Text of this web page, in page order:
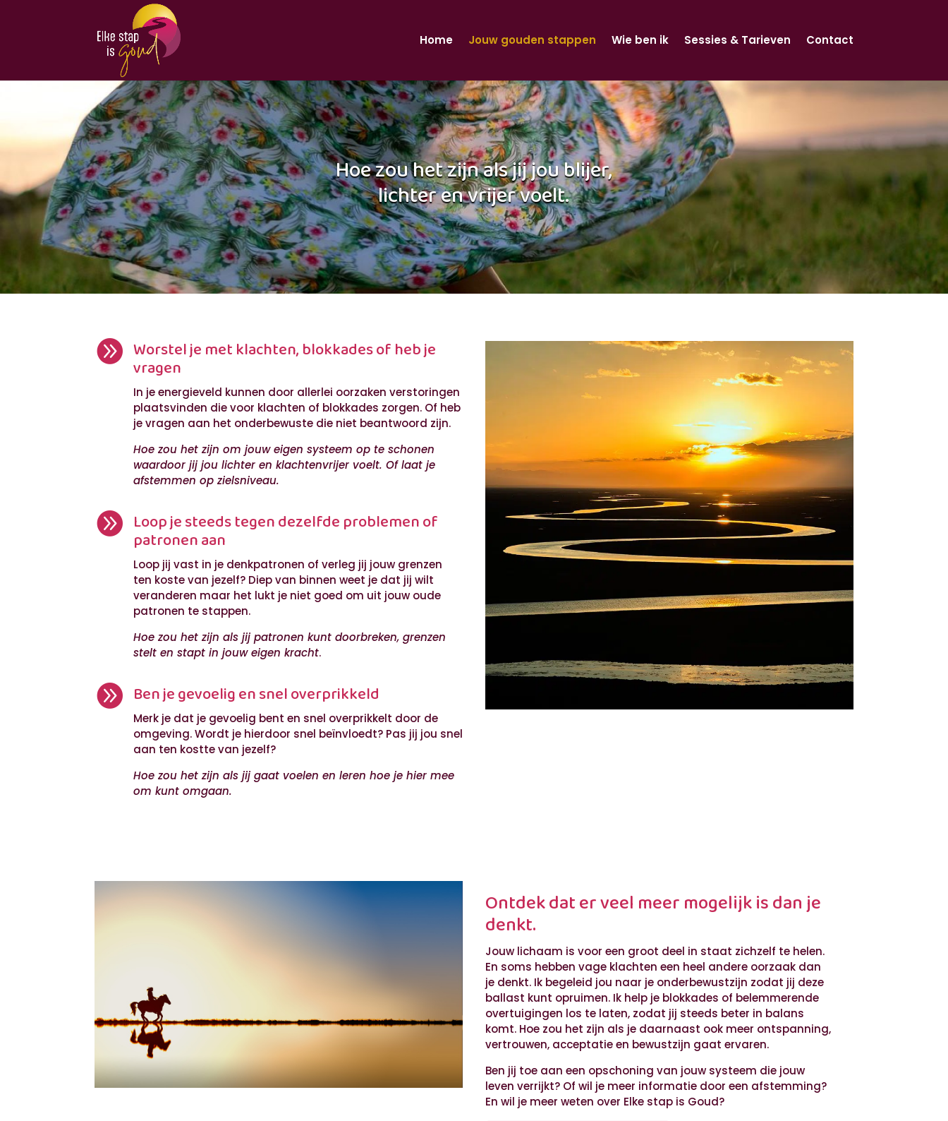
Home Jouw gouden stappen Wie ben ik Sessies & Tarieven Contact
Hoe zou het zijn als jij jou blijer,
lichter en vrijer voelt.
 Worstel je met klachten, blokkades of heb je
vragen
In je energieveld kunnen door allerlei oorzaken verstoringen
plaatsvinden die voor klachten of blokkades zorgen. Of heb
je vragen aan het onderbewuste die niet beantwoord zijn.
Hoe zou het zijn om jouw eigen systeem op te schonen
waardoor jij jou lichter en klachtenvrijer voelt. Of laat je
afstemmen op zielsniveau.
 Loop je steeds tegen dezelfde problemen of
patronen aan
Loop jij vast in je denkpatronen of verleg jij jouw grenzen
ten koste van jezelf? Diep van binnen weet je dat jij wilt
veranderen maar het lukt je niet goed om uit jouw oude
patronen te stappen.
Hoe zou het zijn als jij patronen kunt doorbreken, grenzen
stelt en stapt in jouw eigen kracht.
 Ben je gevoelig en snel overprikkeld
Merk je dat je gevoelig bent en snel overprikkelt door de
omgeving. Wordt je hierdoor snel beïnvloedt? Pas jij jou snel
aan ten kostte van jezelf?
Hoe zou het zijn als jij gaat voelen en leren hoe je hier mee
om kunt omgaan.
Ontdek dat er veel meer mogelijk is dan je
denkt.
Jouw lichaam is voor een groot deel in staat zichzelf te helen.
En soms hebben vage klachten een heel andere oorzaak dan
je denkt. Ik begeleid jou naar je onderbewustzijn zodat jij deze
ballast kunt opruimen. Ik help je blokkades of belemmerende
overtuigingen los te laten, zodat jij steeds beter in balans
komt. Hoe zou het zijn als je daarnaast ook meer ontspanning,
vertrouwen, acceptatie en bewustzijn gaat ervaren.
Ben jij toe aan een opschoning van jouw systeem die jouw
leven verrijkt? Of wil je meer informatie door een afstemming?
En wil je meer weten over Elke stap is Goud?